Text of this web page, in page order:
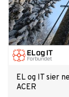
EL og IT sier
ACER